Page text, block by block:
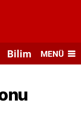
Bilim veMENÜ